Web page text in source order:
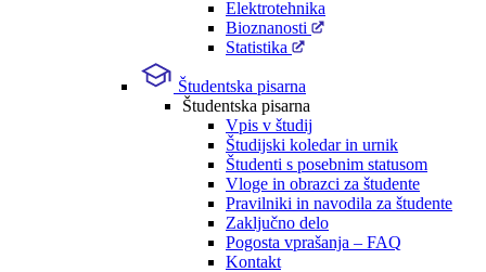
Elektrotehnika
Bioznanosti
Statistika
Študentska pisarna
Študentska pisarna
Vpis v študij
Študijski koledar in urnik
Študenti s posebnim statusom
Vloge in obrazci za študente
Pravilniki in navodila za študente
Zaključno delo
Pogosta vprašanja – FAQ
Kontakt